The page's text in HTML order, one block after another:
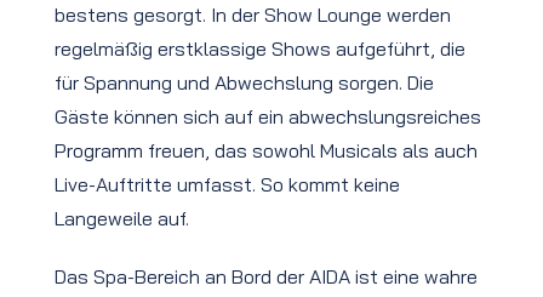
bestens gesorgt. In der Show Lounge werden
regelmäßig erstklassige Shows aufgeführt, die
für Spannung und Abwechslung sorgen. Die
Gäste können sich auf ein abwechslungsreiches
Programm freuen, das sowohl Musicals als auch
Live-Auftritte umfasst. So kommt keine
Langeweile auf.
Das Spa-Bereich an Bord der AIDA ist eine wahre